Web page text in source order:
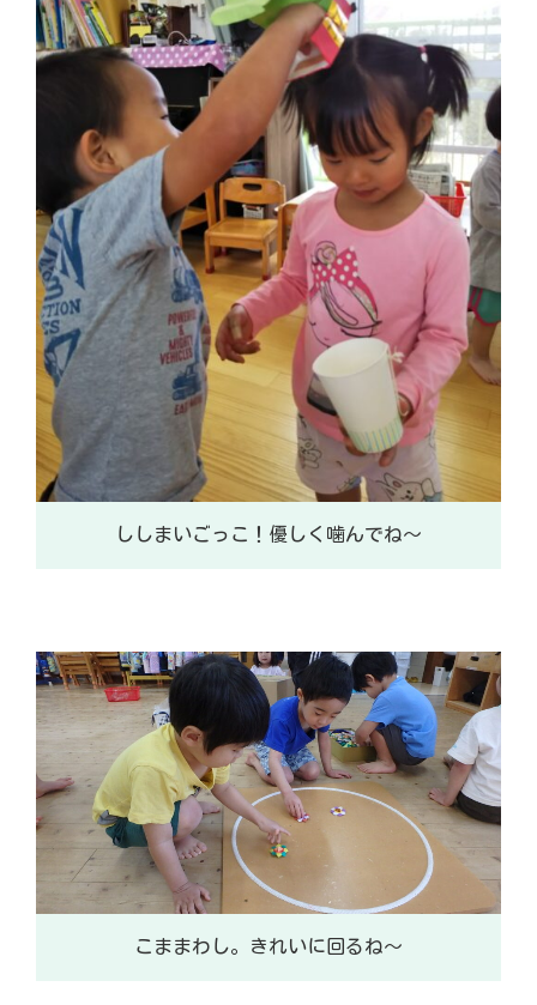
ししまいごっこ！優しく噛んでね～
こままわし。きれいに回るね～